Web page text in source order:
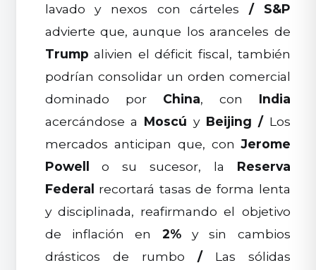
lavado y nexos con cárteles /
S&P
advierte que, aunque los aranceles de
Trump alivien el déficit fiscal, también
podrían consolidar un orden comercial
dominado por China, con India
acercándose a Moscú y Beijing /Los
mercados anticipan que, conJerome
Powell
o su sucesor, la Reserva
Federal
recortará tasas de forma lenta
y disciplinada, reafirmando el objetivo
de inflación en 2%y sin cambios
drásticos de rumbo /Las sólidas